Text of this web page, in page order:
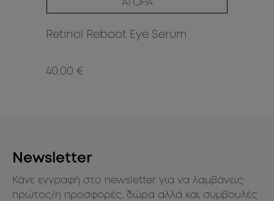
ΑΓΟΡΑ
Retinol Reboot Eye Serum
40.00 €
Newsletter
Κάνε εγγραφή στο newsletter για να λαμβάνεις
πρώτος/η προσφορές, δώρα αλλά και συμβουλές